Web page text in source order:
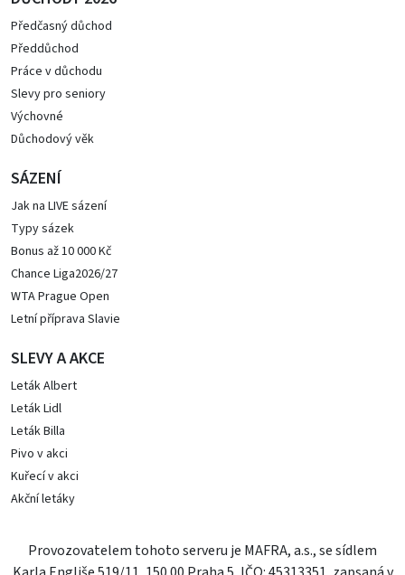
Předčasný důchod
Předdůchod
Práce v důchodu
Slevy pro seniory
Výchovné
Důchodový věk
SÁZENÍ
Jak na LIVE sázení
Typy sázek
Bonus až 10 000 Kč
Chance Liga2026/27
WTA Prague Open
Letní příprava Slavie
SLEVY A AKCE
Leták Albert
Leták Lidl
Leták Billa
Pivo v akci
Kuřecí v akci
Akční letáky
Provozovatelem tohoto serveru je MAFRA, a.s., se sídlem